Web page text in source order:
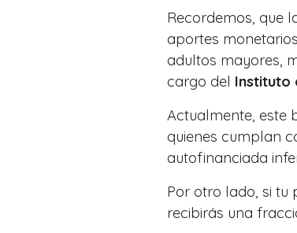
Recordemos, que
aportes
adultos mayores,
cargo del Instituto
Actualmente, este
quienes cumplan
autofinanciada
Por otro lado, si tu
recibirás una